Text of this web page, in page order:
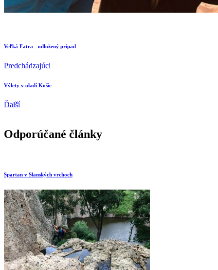
Veľká Fatra - odložený prípad
Predchádzajúci
Výlety v okolí Košíc
Ďalší
Odporúčané články
Spartan v Slanských vrchoch